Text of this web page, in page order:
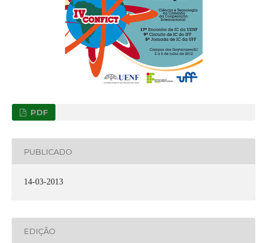
PDF
PUBLICADO
14-03-2013
EDIÇÃO